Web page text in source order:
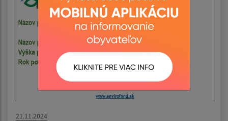
21.11.2024